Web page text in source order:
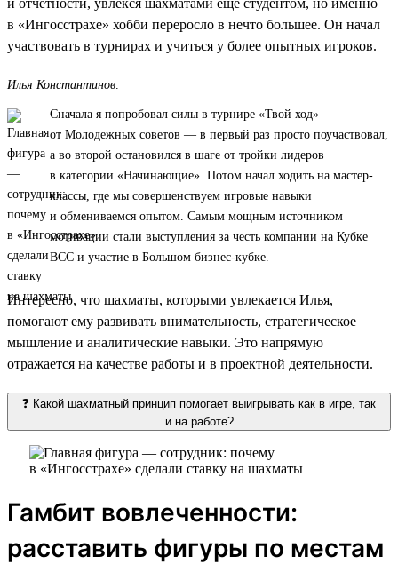
в «Ингосстрахе» хобби переросло в нечто большее. Он начал
участвовать в турнирах и учиться у более опытных игроков.
Илья Константинов:
Сначала я попробовал силы в турнире «Твой ход»
от Молодежных советов — в первый раз просто поучаствовал,
а во второй остановился в шаге от тройки лидеров
в категории «Начинающие». Потом начал ходить на мастер-
классы, где мы совершенствуем игровые навыки
и обмениваемся опытом. Самым мощным источником
мотивации стали выступления за честь компании на Кубке
ВСС и участие в Большом бизнес-кубке.
Интересно, что шахматы, которыми увлекается Илья,
помогают ему развивать внимательность, стратегическое
мышление и аналитические навыки. Это напрямую
отражается на качестве работы и в проектной деятельности.
❓ Какой шахматный принцип помогает выигрывать как в игре, так
и на работе?
Гамбит вовлеченности:
расставить фигуры по местам